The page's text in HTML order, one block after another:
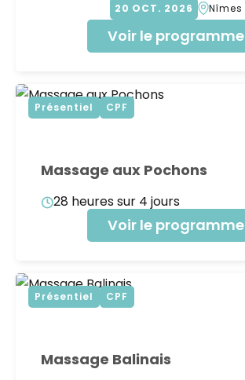
20 OCT 2026 Nîmes
Voir le programme
Présentiel CPF
Massage aux Pochons
28 heures sur 4 jours
Voir le programme
Présentiel CPF
Massage Balinais